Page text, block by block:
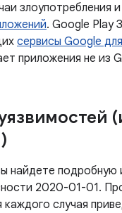
злоупотребления
. Google Play
сервисы Google
приложения не из
найдете подробную
2020-01-01.
случая